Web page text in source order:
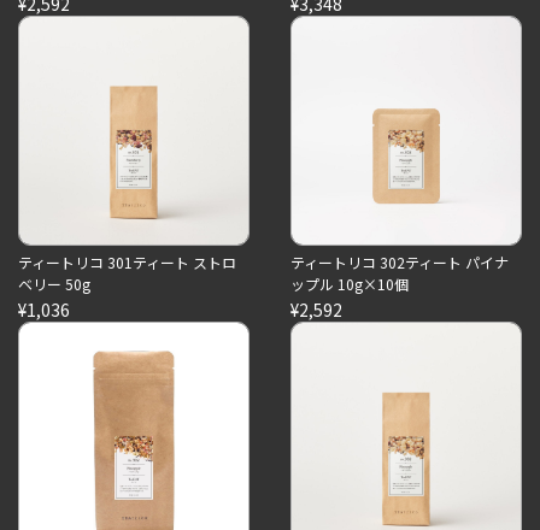
ティートリコ 301ティート ストロ
ベリー 50g
¥1,036
ティートリコ 302ティート パイナ
ップル 10g×10個
¥2,592